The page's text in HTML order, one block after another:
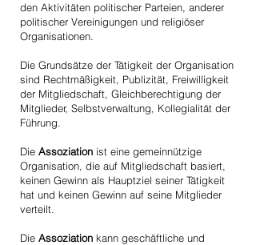
den Aktivitäten politischer Parteien, anderer
politischer Vereinigungen und religiöser
Organisationen.
Die Grundsätze der Tätigkeit der Organisation
sind Rechtmäßigkeit, Publizität, Freiwilligkeit
der Mitgliedschaft, Gleichberechtigung der
Mitglieder, Selbstverwaltung, Kollegialität der
Führung.
Die Assoziation ist eine gemeinnützige
Organisation, die auf Mitgliedschaft basiert,
keinen Gewinn als Hauptziel seiner Tätigkeit
hat und keinen Gewinn auf seine Mitglieder
verteilt.
Die Assoziation kann geschäftliche und